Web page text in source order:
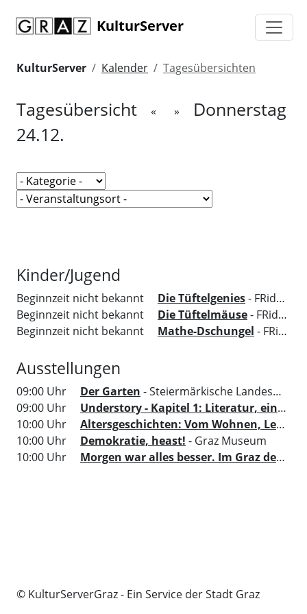
KulturServer
KulturServer Kalender Tagesübersichten
Tagesübersicht « »
Donnerstag
24.12.
Kinder/Jugend
Beginnzeit nicht bekannt Die Tüftelgenies- FRida&freD - Das Grazer Kindermuseum
Beginnzeit nicht bekannt
Die Tüftelmäuse- FRida&freD - Das Grazer Kindermuseum
Beginnzeit nicht bekannt
Mathe-Dschungel - FRida&freD - Das Grazer Kindermuseum
Ausstellungen
09:00 Uhr Der Garten - Steiermärkische Landesbibliothek
09:00 Uhr
Understory - Kapitel 1: Literatur, ein Ort um sich zu versammeln
10:00 Uhr
Altersgeschichten: Vom Wohnen, Leben und dem, was zählt
10:00 Uhr
Demokratie, heast! - Graz Museum
10:00 Uhr
Morgen war alles besser. Im Graz der 70er
© KulturServerGraz - Ein Service der Stadt Graz